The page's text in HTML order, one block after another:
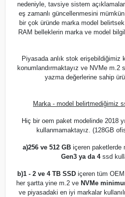
nedeniyle, tavsiye sistem
eş zamanlı güncellenmesini mümkün
bir çok üründe marka model
RAM belleklerin marka ve model
Piyasada anlık stok erişebildiğimiz
konumlandırmaktayız ve NVMe m.2
yazma değerlerine sahip
Marka - model belirtmediğimiz
Hiç bir oem paket modelinde 2018
kullanmamaktayız. (128GB
a)256 ve 512 GB içeren paketlerde
Gen3 ya da 4ssd
b)1 - 2 ve 4 TB SSD içeren tüm
her şartta yine m.2 ve NVMe
ve piyasadaki en iyi markalar